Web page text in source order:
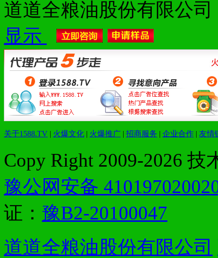
道道全粮油股份有限公
显示
关于1588.TV | 火爆文化 | 火爆推广 | 招商服务 | 企业合作 | 友情
Copy Right 2009-2026 技
豫公网安备
证： 豫B2-20100047
道道全粮油股份有限公司